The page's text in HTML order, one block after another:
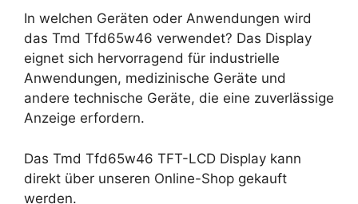
In welchen Geräten oder Anwendungen wird
das Tmd Tfd65w46 verwendet? Das Display
eignet sich hervorragend für industrielle
Anwendungen, medizinische Geräte und
andere technische Geräte, die eine zuverlässige
Anzeige erfordern.
Das Tmd Tfd65w46 TFT-LCD Display kann
direkt über unseren Online-Shop gekauft
werden.